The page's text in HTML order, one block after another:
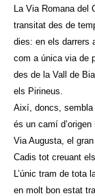
La Via Romana
transitat des de
dies: en els darrers
com a única via de
des de la Vall de
els Pirineus.
Així, doncs, sembla
és un camí
Via Augusta, el
Cadis tot creuant
L’únic tram de tota
en molt bon estat